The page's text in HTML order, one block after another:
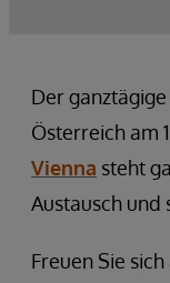
Der
Österreich am
Vienna steht
Austausch
Freuen Sie